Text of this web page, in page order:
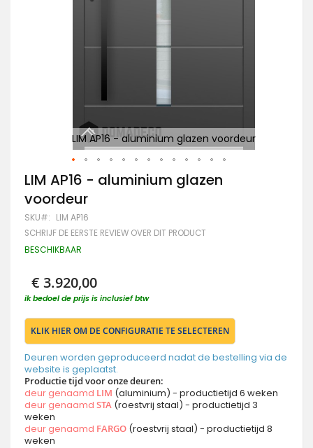
LIM AP16 - aluminium glazen voordeur
Ga
naar
het
begin
van
de
afbeeldingen-
LIM AP16 - aluminium glazen
voordeur
SKU LIM AP16
SCHRIJF DE EERSTE REVIEW OVER DIT PRODUCT
BESCHIKBAAR
€ 3.920,00
ik bedoel de prijs is inclusief btw
KLIK HIER OM DE CONFIGURATIE TE SELECTEREN
Deuren worden geproduceerd nadat de bestelling via de
website is geplaatst.
Productie tijd voor onze deuren:
deur genaamd LIM (aluminium) - productietijd 6 weken
deur genaamd STA (roestvrij staal) - productietijd 3
weken
deur genaamd FARGO (roestvrij staal) - productietijd 8
weken